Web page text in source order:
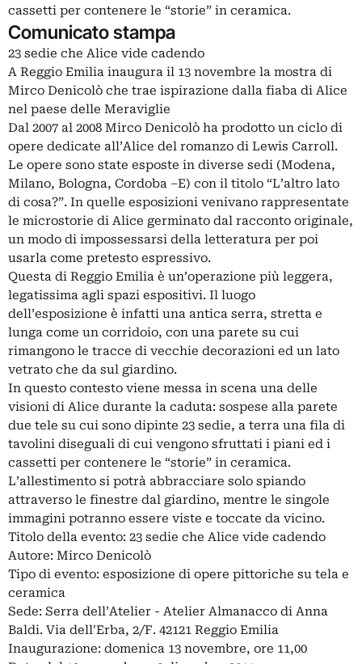
cassetti per contenere le “storie” in ceramica.
Comunicato stampa
23 sedie che Alice vide cadendo
A Reggio Emilia inaugura il 13 novembre la mostra di
Mirco Denicolò che trae ispirazione dalla fiaba di Alice
nel paese delle Meraviglie
Dal 2007 al 2008 Mirco Denicolò ha prodotto un ciclo di
opere dedicate all’Alice del romanzo di Lewis Carroll.
Le opere sono state esposte in diverse sedi (Modena,
Milano, Bologna, Cordoba –E) con il titolo “L’altro lato
di cosa?”. In quelle esposizioni venivano rappresentate
le microstorie di Alice germinato dal racconto originale,
un modo di impossessarsi della letteratura per poi
usarla come pretesto espressivo.
Questa di Reggio Emilia è un’operazione più leggera,
legatissima agli spazi espositivi. Il luogo
dell’esposizione è infatti una antica serra, stretta e
lunga come un corridoio, con una parete su cui
rimangono le tracce di vecchie decorazioni ed un lato
vetrato che da sul giardino.
In questo contesto viene messa in scena una delle
visioni di Alice durante la caduta: sospese alla parete
due tele su cui sono dipinte 23 sedie, a terra una fila di
tavolini diseguali di cui vengono sfruttati i piani ed i
cassetti per contenere le “storie” in ceramica.
L’allestimento si potrà abbracciare solo spiando
attraverso le finestre dal giardino, mentre le singole
immagini potranno essere viste e toccate da vicino.
Titolo della evento: 23 sedie che Alice vide cadendo
Autore: Mirco Denicolò
Tipo di evento: esposizione di opere pittoriche su tela e
ceramica
Sede: Serra dell’Atelier - Atelier Almanacco di Anna
Baldi. Via dell'Erba, 2/F. 42121 Reggio Emilia
Inaugurazione: domenica 13 novembre, ore 11,00